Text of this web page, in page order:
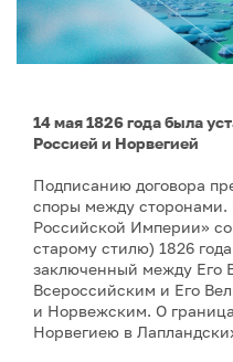
14 мая 1826 года была
Россией и Норвегией
Подписанию договора
споры между
Российской Империи»
старому стилю) 1826
заключенный между Его
Всероссийским и Его
и Норвежским. О
Норвегиею в